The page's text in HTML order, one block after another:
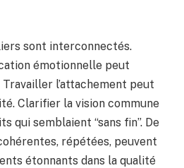
sont interconnectés.
émotionnelle peut
l’attachement peut
Clarifier la vision commune
qui semblaient “sans fin”. De
répétées, peuvent
étonnants dans la qualité